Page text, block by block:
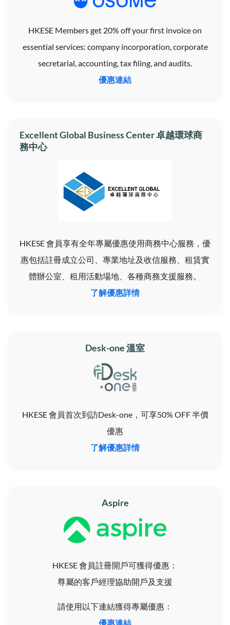
HKESE Members get 20% off your first invoice on
essential services: company incorporation, corporate
secretarial, accounting, tax filing, and audits.
優惠連結
Excellent Global Business Center 卓越環球商
務中心
HKESE 會員享有全年專屬優惠使用商務中心服務，優
惠包括註冊成立公司、專業地址及收信服務、租賃實
體辦公室、租用活動場地、各種商務支援服務。
了解優惠詳情
Desk-one 溫室
HKESE 會員首次到訪Desk-one，可享50% OFF 半價
優惠
了解優惠詳情
Aspire
HKESE 會員註冊開戶可獲得優惠：
尊屬的客戶經理協助開戶及支援
請使用以下連結獲得專屬優惠：
優惠連結